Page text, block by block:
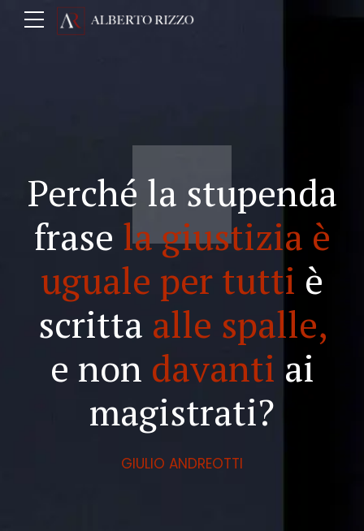
Perché la stupenda
frase la giustizia è
uguale per tutti è
scritta alle spalle,
e non davanti ai
magistrati?
GIULIO ANDREOTTI